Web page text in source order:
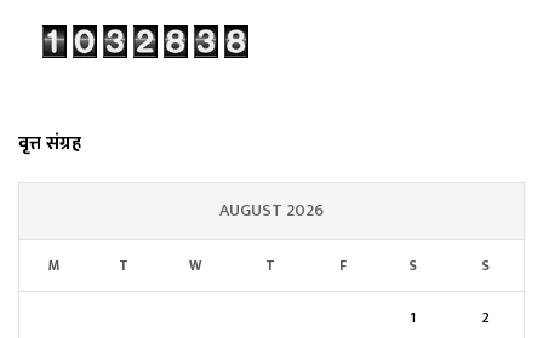
वृत्त संग्रह
AUGUST 2026
M T W T F S S
1 2